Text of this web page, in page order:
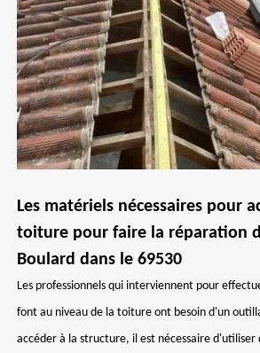
Les matériels nécessaires pour
toiture pour faire la réparation
Boulard dans le 69530
Les professionnels qui interviennent pour
font au niveau de la toiture ont besoin d'un
accéder à la structure, il est nécessaire d'utiliser